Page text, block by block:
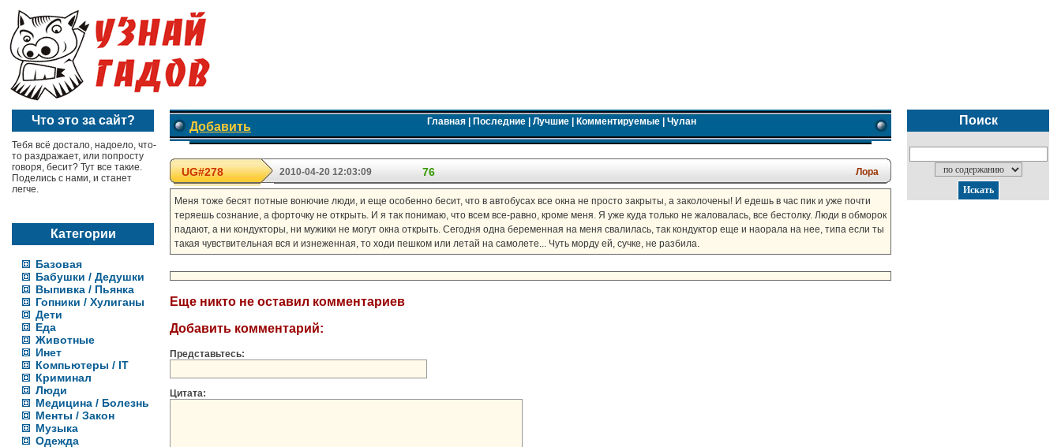
Что это за сайт?
Тебя всё достало, надоело, что-
то раздражает, или попросту
говоря, бесит? Тут все такие.
Поделись с нами, и станет
легче.
Категории
Базовая
Бабушки / Дедушки
Выпивка / Пьянка
Гопники / Хулиганы
Дети
Еда
Животные
Инет
Компьютеры / IT
Криминал
Люди
Медицина / Болезнь
Менты / Закон
Музыка
Одежда
Добавить Главная| Последние| Лучшие| Комментируемые| Чулан
UG#278 2010-04-20 12:03:09 76 Лора
Меня тоже бесят потные вонючие люди, и еще особенно бесит, что в автобусах все окна не просто закрыты, а заколочены! И едешь в час пик и уже почти
теряешь сознание, а форточку не открыть. И я так понимаю, что всем все-равно, кроме меня. Я уже куда только не жаловалась, все бестолку. Люди в обморок
падают, а ни кондукторы, ни мужики не могут окна открыть. Сегодня одна беременная на меня свалилась, так кондуктор еще и наорала на нее, типа если ты
такая чувствительная вся и изнеженная, то ходи пешком или летай на самолете... Чуть морду ей, сучке, не разбила.
Еще никто не оставил комментариев
Добавить комментарий:
Представьтесь:
Цитата:
Поиск